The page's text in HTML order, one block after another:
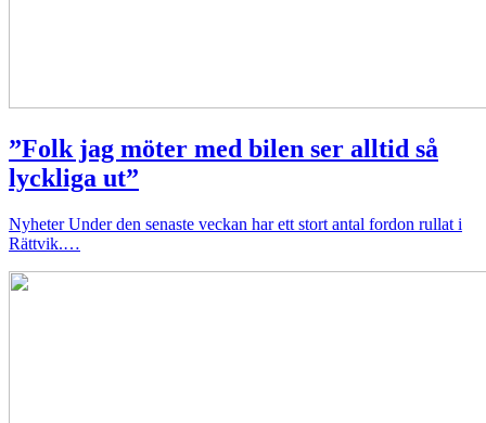
”Folk jag möter med bilen ser alltid så
lyckliga ut”
Nyheter Under den senaste veckan har ett stort antal fordon rullat i
Rättvik.…